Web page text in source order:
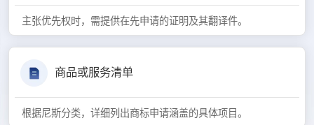
主张优先权时，需提供在先申请的证明及其翻译件。
商品或服务清单
根据尼斯分类，详细列出商标申请涵盖的具体项目。